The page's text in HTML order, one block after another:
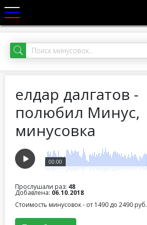
елдар далгатов -
полюбил Минус,
минусовка
00:00
Прослушали раз: 48
Добавлена: 06.10.2018
Стоимость минусовок - от 1490 до 2490 руб.